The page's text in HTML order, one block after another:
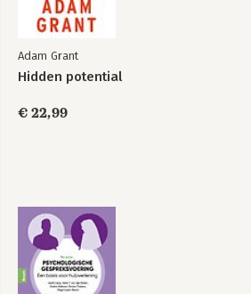
Adam Grant
Hidden potential
€ 22,99